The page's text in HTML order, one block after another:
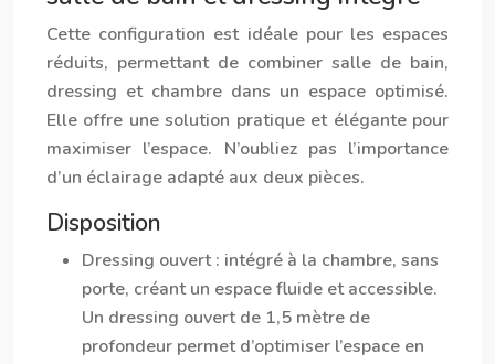
Cette configuration est idéale pour les espaces
réduits, permettant de combiner salle de bain,
dressing et chambre dans un espace optimisé.
Elle offre une solution pratique et élégante pour
maximiser l’espace. N’oubliez pas l’importance
d’un éclairage adapté aux deux pièces.
Disposition
Dressing ouvert: intégré à la chambre, sans
porte, créant un espace fluide et accessible.
Un dressing ouvert de 1,5 mètre de
profondeur permet d’optimiser l’espace en